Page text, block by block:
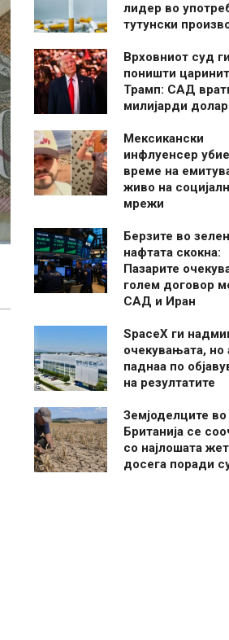
лидер во
тутунски
Врховниот суд ги
поништи
Трамп: САД
милијарди
Мексикански
инфлуенсер
време на
живо на
мрежи
Берзите во
нафтата скокна:
Пазарите
голем договор
САД и Иран
SpaceX ги
очекувањата, но
паднаа по
на резултатите
Земјоделците во
Британија се
со најлошата
досега поради